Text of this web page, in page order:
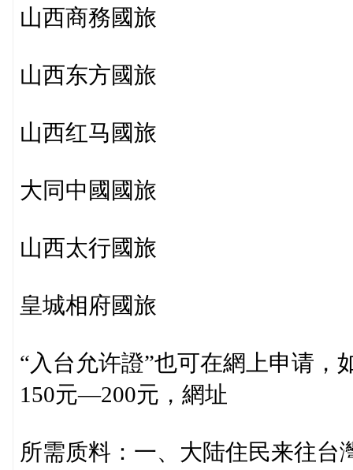
山西商務國旅
山西东方國旅
山西红马國旅
大同中國國旅
山西太行國旅
皇城相府國旅
“入台允许證”也可在網上申请，
150元—200元，網址
所需质料：一、大陆住民来往台